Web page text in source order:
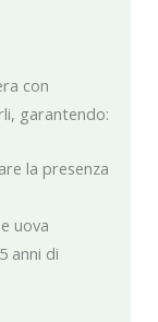
con
garantendo:
la presenza
uova
anni di